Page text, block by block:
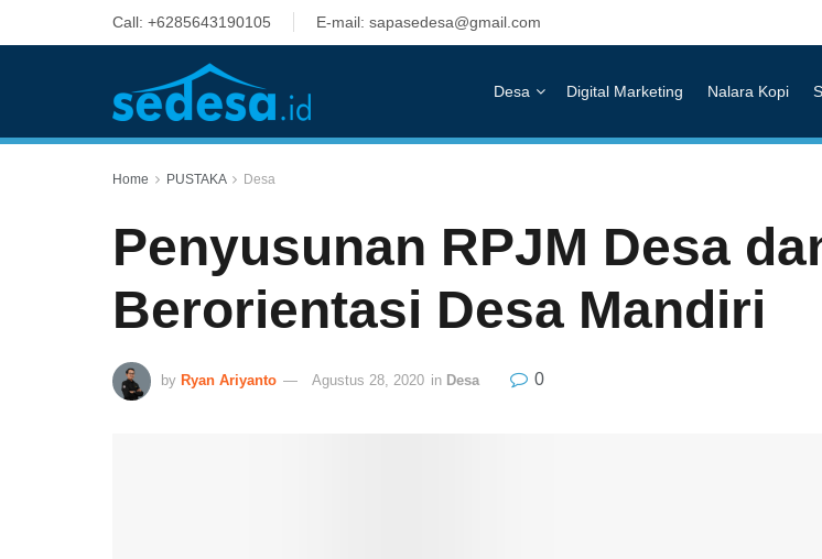
Call: +6285643190105 E-mail: sapasedesa@gmail.com
Desa Digital Marketing Nalara Kopi
Home PUSTAKA Desa
Penyusunan RPJM Desa
Berorientasi Desa Mandiri
by Ryan Ariyanto Agustus 28, 2020 in Desa 0